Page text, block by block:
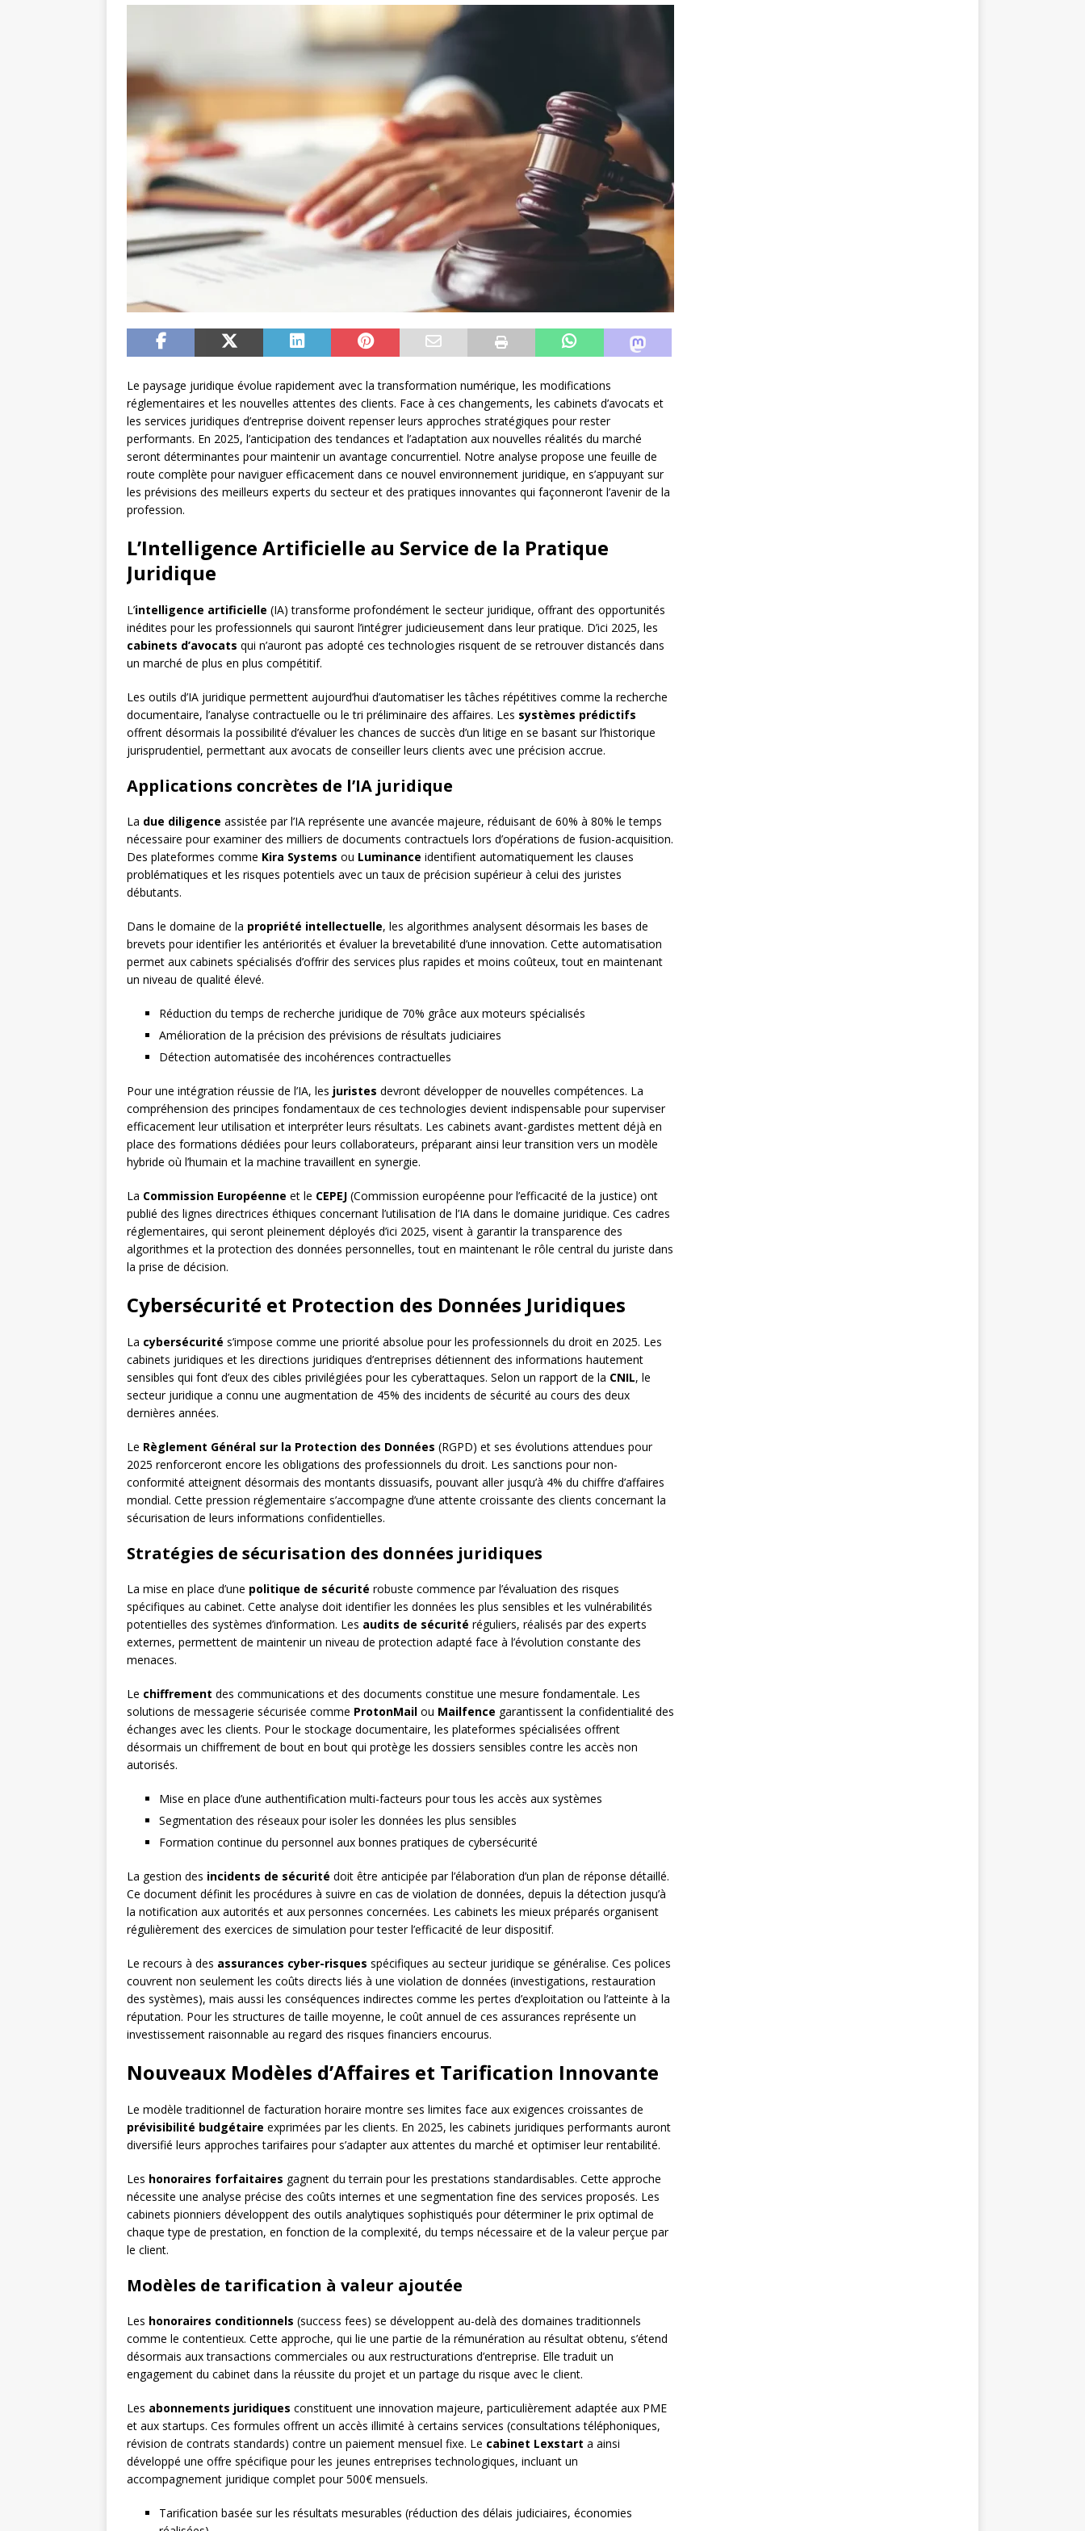
Le paysage juridique évolue rapidement avec la transformation numérique, les modifications
réglementaires et les nouvelles attentes des clients. Face à ces changements, les cabinets d’avocats et
les services juridiques d’entreprise doivent repenser leurs approches stratégiques pour rester
performants. En 2025, l’anticipation des tendances et l’adaptation aux nouvelles réalités du marché
seront déterminantes pour maintenir un avantage concurrentiel. Notre analyse propose une feuille de
route complète pour naviguer efficacement dans ce nouvel environnement juridique, en s’appuyant sur
les prévisions des meilleurs experts du secteur et des pratiques innovantes qui façonneront l’avenir de la
profession.
L’Intelligence Artificielle au Service de la Pratique
Juridique
L’intelligence artificielle (IA) transforme profondément le secteur juridique, offrant des opportunités
inédites pour les professionnels qui sauront l’intégrer judicieusement dans leur pratique. D’ici 2025, les
cabinets d’avocats qui n’auront pas adopté ces technologies risquent de se retrouver distancés dans
un marché de plus en plus compétitif.
Les outils d’IA juridique permettent aujourd’hui d’automatiser les tâches répétitives comme la recherche
documentaire, l’analyse contractuelle ou le tri préliminaire des affaires. Les systèmes prédictifs
offrent désormais la possibilité d’évaluer les chances de succès d’un litige en se basant sur l’historique
jurisprudentiel, permettant aux avocats de conseiller leurs clients avec une précision accrue.
Applications concrètes de l’IA juridique
La due diligence assistée par l’IA représente une avancée majeure, réduisant de 60% à 80% le temps
nécessaire pour examiner des milliers de documents contractuels lors d’opérations de fusion-acquisition.
Des plateformes comme Kira Systems ou Luminance identifient automatiquement les clauses
problématiques et les risques potentiels avec un taux de précision supérieur à celui des juristes
débutants.
Dans le domaine de la propriété intellectuelle, les algorithmes analysent désormais les bases de
brevets pour identifier les antériorités et évaluer la brevetabilité d’une innovation. Cette automatisation
permet aux cabinets spécialisés d’offrir des services plus rapides et moins coûteux, tout en maintenant
un niveau de qualité élevé.
Réduction du temps de recherche juridique de 70% grâce aux moteurs spécialisés
Amélioration de la précision des prévisions de résultats judiciaires
Détection automatisée des incohérences contractuelles
Pour une intégration réussie de l’IA, les juristes devront développer de nouvelles compétences. La
compréhension des principes fondamentaux de ces technologies devient indispensable pour superviser
efficacement leur utilisation et interpréter leurs résultats. Les cabinets avant-gardistes mettent déjà en
place des formations dédiées pour leurs collaborateurs, préparant ainsi leur transition vers un modèle
hybride où l’humain et la machine travaillent en synergie.
La Commission Européenne et le CEPEJ (Commission européenne pour l’efficacité de la justice) ont
publié des lignes directrices éthiques concernant l’utilisation de l’IA dans le domaine juridique. Ces cadres
réglementaires, qui seront pleinement déployés d’ici 2025, visent à garantir la transparence des
algorithmes et la protection des données personnelles, tout en maintenant le rôle central du juriste dans
la prise de décision.
Cybersécurité et Protection des Données Juridiques
La cybersécurité s’impose comme une priorité absolue pour les professionnels du droit en 2025. Les
cabinets juridiques et les directions juridiques d’entreprises détiennent des informations hautement
sensibles qui font d’eux des cibles privilégiées pour les cyberattaques. Selon un rapport de la CNIL, le
secteur juridique a connu une augmentation de 45% des incidents de sécurité au cours des deux
dernières années.
Le Règlement Général sur la Protection des Données (RGPD) et ses évolutions attendues pour
2025 renforceront encore les obligations des professionnels du droit. Les sanctions pour non-
conformité atteignent désormais des montants dissuasifs, pouvant aller jusqu’à 4% du chiffre d’affaires
mondial. Cette pression réglementaire s’accompagne d’une attente croissante des clients concernant la
sécurisation de leurs informations confidentielles.
Stratégies de sécurisation des données juridiques
La mise en place d’une politique de sécurité robuste commence par l’évaluation des risques
spécifiques au cabinet. Cette analyse doit identifier les données les plus sensibles et les vulnérabilités
potentielles des systèmes d’information. Les audits de sécurité réguliers, réalisés par des experts
externes, permettent de maintenir un niveau de protection adapté face à l’évolution constante des
menaces.
Le chiffrement des communications et des documents constitue une mesure fondamentale. Les
solutions de messagerie sécurisée comme ProtonMail ou Mailfence garantissent la confidentialité des
échanges avec les clients. Pour le stockage documentaire, les plateformes spécialisées offrent
désormais un chiffrement de bout en bout qui protège les dossiers sensibles contre les accès non
autorisés.
Mise en place d’une authentification multi-facteurs pour tous les accès aux systèmes
Segmentation des réseaux pour isoler les données les plus sensibles
Formation continue du personnel aux bonnes pratiques de cybersécurité
La gestion des incidents de sécurité doit être anticipée par l’élaboration d’un plan de réponse détaillé.
Ce document définit les procédures à suivre en cas de violation de données, depuis la détection jusqu’à
la notification aux autorités et aux personnes concernées. Les cabinets les mieux préparés organisent
régulièrement des exercices de simulation pour tester l’efficacité de leur dispositif.
Le recours à des assurances cyber-risques spécifiques au secteur juridique se généralise. Ces polices
couvrent non seulement les coûts directs liés à une violation de données (investigations, restauration
des systèmes), mais aussi les conséquences indirectes comme les pertes d’exploitation ou l’atteinte à la
réputation. Pour les structures de taille moyenne, le coût annuel de ces assurances représente un
investissement raisonnable au regard des risques financiers encourus.
Nouveaux Modèles d’Affaires et Tarification Innovante
Le modèle traditionnel de facturation horaire montre ses limites face aux exigences croissantes de
prévisibilité budgétaire exprimées par les clients. En 2025, les cabinets juridiques performants auront
diversifié leurs approches tarifaires pour s’adapter aux attentes du marché et optimiser leur rentabilité.
Les honoraires forfaitaires gagnent du terrain pour les prestations standardisables. Cette approche
nécessite une analyse précise des coûts internes et une segmentation fine des services proposés. Les
cabinets pionniers développent des outils analytiques sophistiqués pour déterminer le prix optimal de
chaque type de prestation, en fonction de la complexité, du temps nécessaire et de la valeur perçue par
le client.
Modèles de tarification à valeur ajoutée
Les honoraires conditionnels (success fees) se développent au-delà des domaines traditionnels
comme le contentieux. Cette approche, qui lie une partie de la rémunération au résultat obtenu, s’étend
désormais aux transactions commerciales ou aux restructurations d’entreprise. Elle traduit un
engagement du cabinet dans la réussite du projet et un partage du risque avec le client.
Les abonnements juridiques constituent une innovation majeure, particulièrement adaptée aux PME
et aux startups. Ces formules offrent un accès illimité à certains services (consultations téléphoniques,
révision de contrats standards) contre un paiement mensuel fixe. Le cabinet Lexstart a ainsi
développé une offre spécifique pour les jeunes entreprises technologiques, incluant un
accompagnement juridique complet pour 500€ mensuels.
Tarification basée sur les résultats mesurables (réduction des délais judiciaires, économies